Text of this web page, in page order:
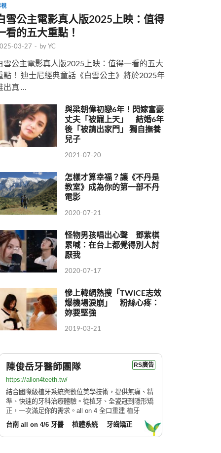
雪公主電影真人版2025上映：值得
看的五大重點！
03-27 - byYC
雪公主電影真人版2025上映：值得一看的五大
點！ 迪士尼經典童話《白雪公主》將於2025年
出真 …
與梁朝偉初戀6年！閃嫁富豪
丈夫「被寵上天」 結婚6年
後「被請出家門」 獨自撫養
兒子
2021-07-20
怎樣才算幸福？讓《不丹是
教室》成為你的第一部不丹
電影
2020-07-21
怪物男孩唱出心聲 鄧紫棋
累喊：在台上都覺得別人討
厭我
2020-07-17
慘上韓網熱搜「TWICE志效
爆機場淚崩」 粉絲心疼：
妳要堅強
2019-03-21
陳俊岳牙醫師團隊 RS廣告
https://allon4teeth.tw/
結合國際級植牙系統與數位美學技術，提供無痛、精
準、快速的牙科治療體驗。從植牙、全瓷冠到隱形矯
正，一次滿足你的需求。all on 4 全口重建 植牙
台南 all on 4/6 牙醫
植體系統 牙齒矯正